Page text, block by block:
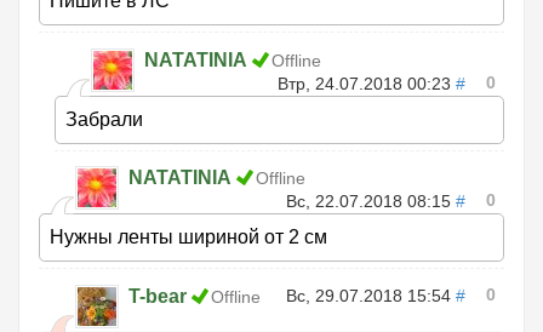
NATATINIA
Offline
Втр, 24.07.2018 00:23 # 0
Забрали
NATATINIA
Offline
Вс, 22.07.2018 08:15 # 0
Нужны ленты шириной от 2 см
T-bear Offline Вс, 29.07.2018 15:54 # 0